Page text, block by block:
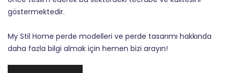
göstermektedir.
My Stil Home perde modelleri ve perde tasarımı hakkında
daha fazla bilgi almak için hemen bizi arayın!